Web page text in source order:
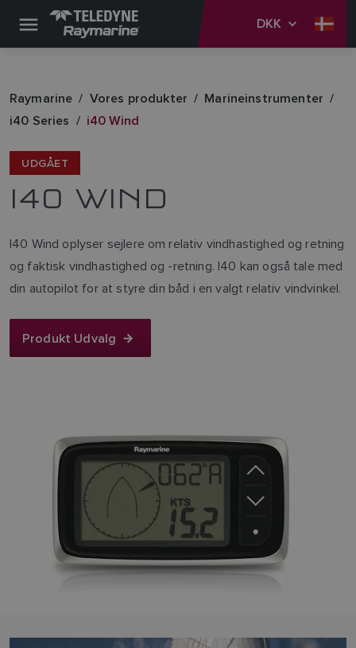
DKK
Raymarine Vores produkter
Marineinstrumenter
i40 Series
i40 Wind
UDGÅET
I40 WIND
I40 Wind oplyser sejlere om relativ vindhastighed og retning
og faktisk vindhastighed og -retning. I40 kan også tale med
din autopilot for at styre din båd i en valgt relativ vindvinkel.
Produkt Udvalg